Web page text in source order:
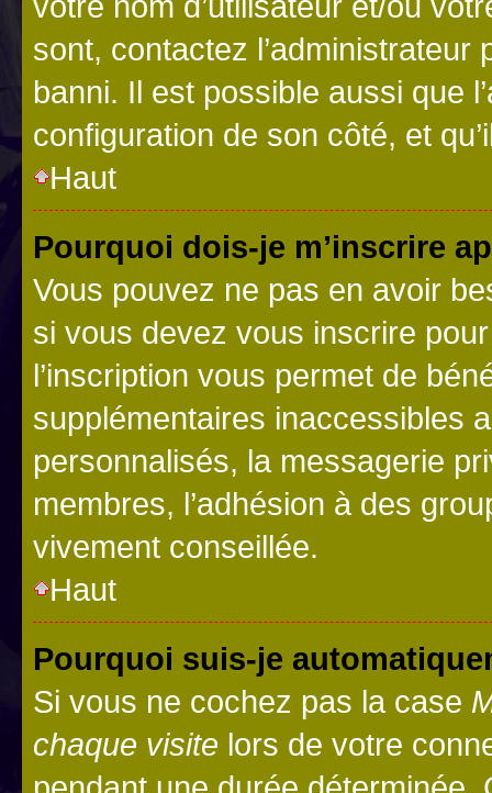
sont, contactez l’administrateur
banni. Il est possible aussi que
configuration de son côté, et
Haut
Pourquoi dois-je m’inscrire
Vous pouvez ne pas en avoir
si vous devez vous inscrire
l’inscription vous permet de
supplémentaires inaccessibles
personnalisés, la messagerie
membres, l’adhésion à des
vivement conseillée.
Haut
Pourquoi suis-je
Si vous ne cochez pas la case
chaque visite lors de votre